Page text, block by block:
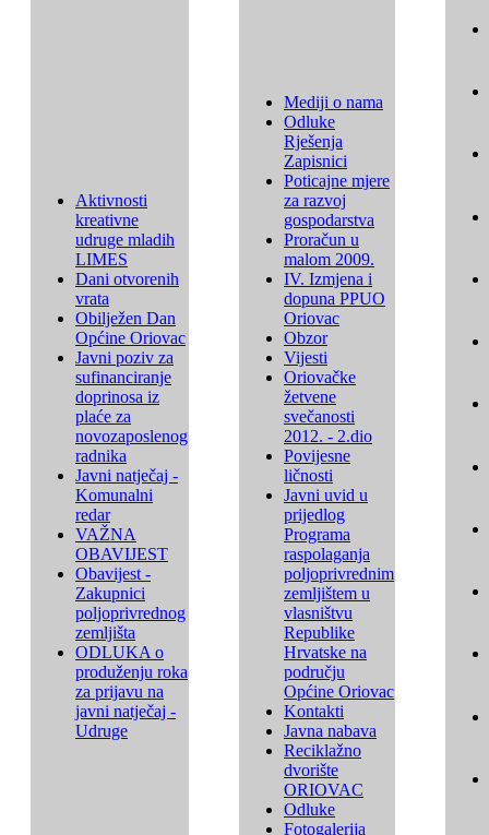
Aktivnosti
kreativne
udruge mladih
LIMES
Dani otvorenih
vrata
Obilježen Dan
Općine Oriovac
Javni poziv za
sufinanciranje
doprinosa iz
plaće za
novozaposlenog
radnika
Javni natječaj -
Komunalni
redar
VAŽNA
OBAVIJEST
Obavijest -
Zakupnici
poljoprivrednog
zemljišta
ODLUKA o
produženju roka
za prijavu na
javni natječaj -
Udruge
Mediji o nama
Odluke
Rješenja
Zapisnici
Poticajne mjere
za razvoj
gospodarstva
Proračun u
malom 2009.
IV. Izmjena i
dopuna PPUO
Oriovac
Obzor
Vijesti
Oriovačke
žetvene
svečanosti
2012. - 2.dio
Povijesne
ličnosti
Javni uvid u
prijedlog
Programa
raspolaganja
poljoprivrednim
zemljištem u
vlasništvu
Republike
Hrvatske na
području
Općine Oriovac
Kontakti
Javna nabava
Reciklažno
dvorište
ORIOVAC
Odluke
Fotogalerija